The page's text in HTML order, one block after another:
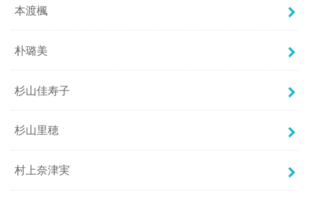
本渡楓
朴璐美
杉山佳寿子
杉山里穂
村上奈津実